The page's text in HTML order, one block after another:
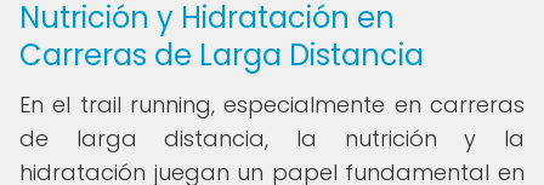
Nutrición y Hidratación en
Carreras de Larga Distancia
En el trail running, especialmente en carreras
de larga distancia, la nutrición y la
hidratación juegan un papel fundamental en